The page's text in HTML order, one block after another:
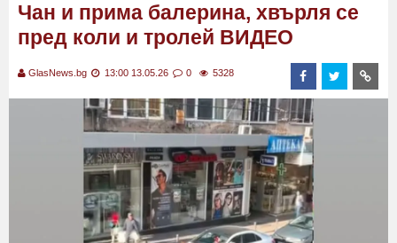
Чан и прима балерина, хвърля се
пред коли и тролей ВИДЕО
GlasNews.bg 13:00 13.05.26 0 5328